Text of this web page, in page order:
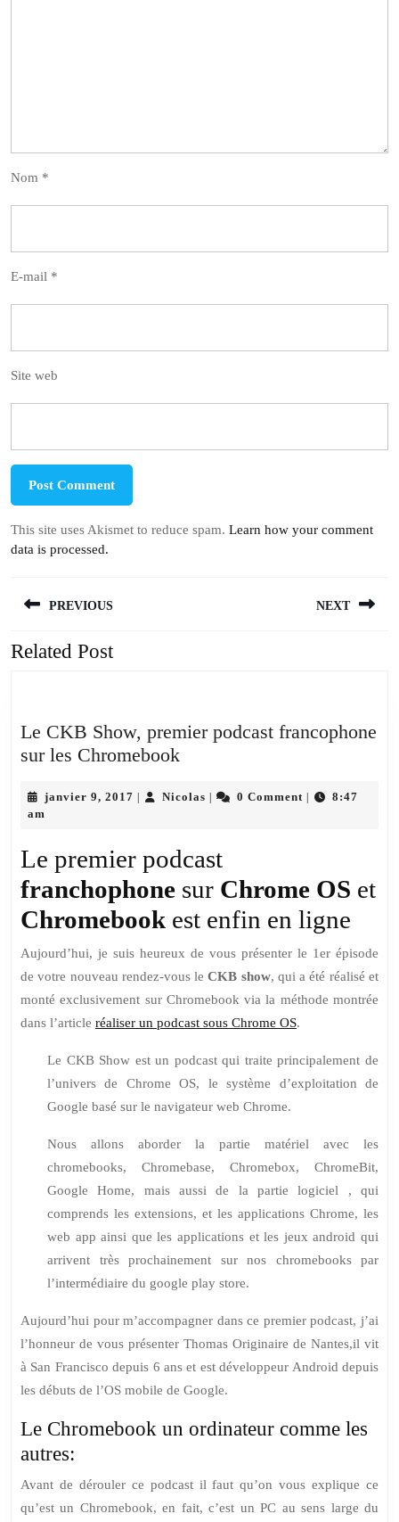
Nom *
E-mail *
Site web
This site uses Akismet to reduce spam. Learn how your comment
data is processed.
de
l’article
PREVIOUS
Previous
NEXT
Related Post
Le CKB Show, premier podcast francophone
sur les ChromebookLe
Show,
podcast
francophone
sur
les
janvier 9, 2017 janvier
| NicolasNicolas
| 0 Comment |
8:47
am
Le premier podcast
franchophone sur Chrome OS et
Chromebook est enfin en ligne
Aujourd’hui, je suis heureux de vous présenter le 1er épisode
de votre nouveau rendez-vous leCKB show, qui a été réalisé et
monté exclusivement sur Chromebook via la méthode montrée
dans l’article réaliser un podcast sous Chrome OS.
Le CKB Show est un podcast qui traite principalement de
l’univers de Chrome OS, le système d’exploitation de
Google basé sur le navigateur web Chrome.
Nous allons aborder la partie matériel avec les
chromebooks, Chromebase, Chromebox, ChromeBit,
Google Home, mais aussi de la partie logiciel , qui
comprends les extensions, et les applications Chrome, les
web app ainsi que les applications et les jeux android qui
arrivent très prochainement sur nos chromebooks par
l’intermédiaire du google play store.
Aujourd’hui pour m’accompagner dans ce premier podcast, j’ai
l’honneur de vous présenter Thomas Originaire de Nantes,il vit
à San Francisco depuis 6 ans et est développeur Android depuis
les débuts de l’OS mobile de Google.
Le Chromebook un ordinateur comme les
autres:
Avant de dérouler ce podcast il faut qu’on vous explique ce
qu’est un Chromebook, en fait, c’est un PC au sens large du